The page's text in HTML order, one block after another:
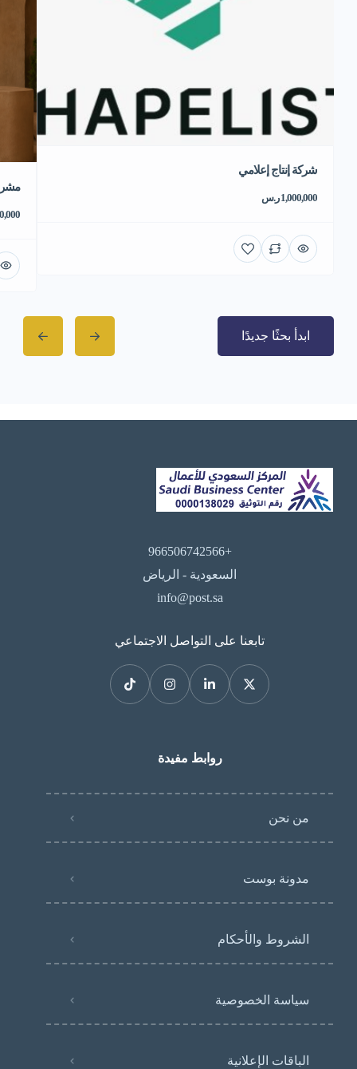
شركة إنتاج إعلامي
1,000,000 ر.س
ابدأ بحثًا جديدًا
+966506742566
السعودية - الرياض
info@post.sa
تابعنا على التواصل الاجتماعي
روابط مفيدة
من نحن
مدونة بوست
الشروط والأحكام
سياسة الخصوصية
الباقات الإعلانية